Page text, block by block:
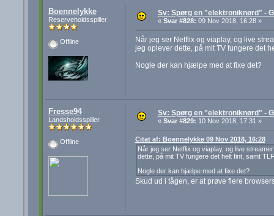
Boennelykke
Reserveholdsspiller
Offline
Sv: Spørg en "elektroniknørd" -
« Svar #828: 09 Nov 2018, 16:28 »
Når jeg ser Netflix og viaplay, og live
jeg oplever dette, på mit TV fungere det
Nogle der kan hjælpe med at fixe det?
Fresse94
Landsholdsspiller
Offline
Sv: Spørg en "elektroniknørd" -
« Svar #829: 10 Nov 2018, 17:31 »
Citat af: Boennelykke 09 Nov 2018, 16:28
Når jeg ser Netflix og viaplay, og live
dette, på mit TV fungere det helt fint, samt
Nogle der kan hjælpe med at fixe det?
Skud ud i tågen, er at prøve flere